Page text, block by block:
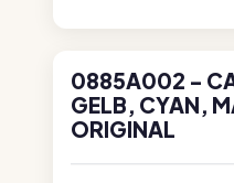
0885A002 -
GELB, CYAN,
ORIGINAL